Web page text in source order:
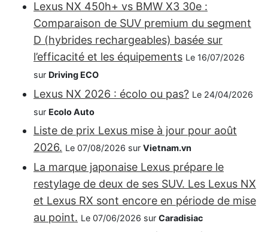
Lexus NX 450h+ vs BMW X3 30e :
Comparaison de SUV premium du segment
D (hybrides rechargeables) basée sur
l’efficacité et les équipements Le 16/07/2026
sur Driving ECO
Lexus NX 2026 : écolo ou pas? Le 24/04/2026
sur Ecolo Auto
Liste de prix Lexus mise à jour pour août
2026. Le 07/08/2026 sur Vietnam.vn
La marque japonaise Lexus prépare le
restylage de deux de ses SUV. Les Lexus NX
et Lexus RX sont encore en période de mise
au point. Le 07/06/2026 sur Caradisiac